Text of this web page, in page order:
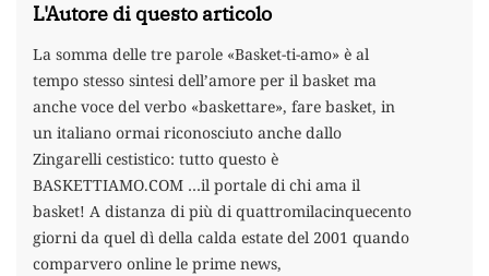
L'Autore di questo articolo
La somma delle tre parole «Basket-ti-amo» è al
tempo stesso sintesi dell’amore per il basket ma
anche voce del verbo «baskettare», fare basket, in
un italiano ormai riconosciuto anche dallo
Zingarelli cestistico: tutto questo è
BASKETTIAMO.COM …il portale di chi ama il
basket! A distanza di più di quattromilacinquecento
giorni da quel dì della calda estate del 2001 quando
comparvero online le prime news,